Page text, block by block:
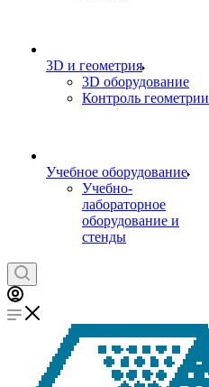
3D и геометрия
3D оборудование
Контроль геометрии
Учебное оборудование
Учебно-
лабораторное
оборудование и
стенды